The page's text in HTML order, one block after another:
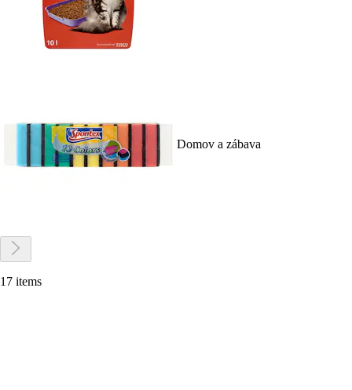
Domov a zábava
17 items